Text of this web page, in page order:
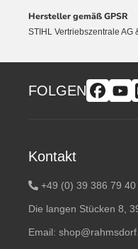
Hersteller gemäß GPSR
STIHL Vertriebszentrale
FOLGEN
Kontakt
+49 (0) 39 386 79 40
Die langen Stücken 8,
Email: